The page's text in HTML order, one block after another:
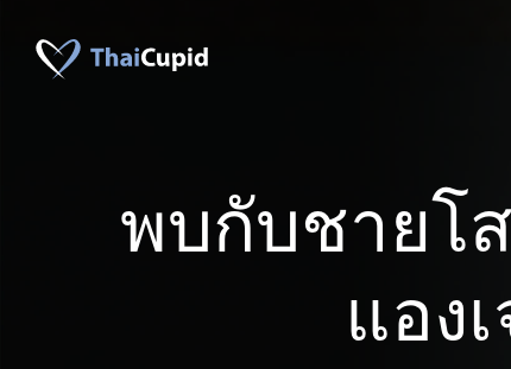
พบกับชายโ
แอง